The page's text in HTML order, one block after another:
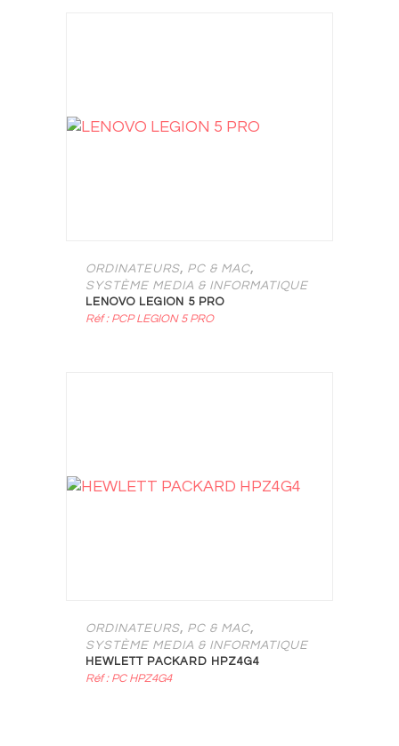
ORDINATEURS, PC & MAC,
SYSTÈME MEDIA & INFORMATIQUE
LENOVO LEGION 5 PRO
Réf : PCP LEGION 5 PRO
ORDINATEURS, PC & MAC,
SYSTÈME MEDIA & INFORMATIQUE
HEWLETT PACKARD HPZ4G4
Réf : PC HPZ4G4